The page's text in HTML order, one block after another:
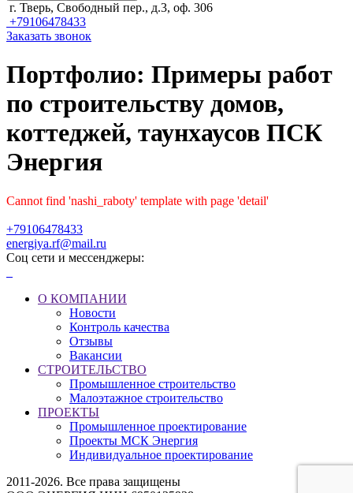
г. Тверь, Свободный пер., д.3, оф. 306
+79106478433
Заказать звонок
Портфолио: Примеры работ
по строительству домов,
коттеджей, таунхаусов ПСК
Энергия
Cannot find 'nashi_raboty' template with page 'detail'
+79106478433
energiya.rf@mail.ru
Соц сети и мессенджеры:
О КОМПАНИИ
Новости
Контроль качества
Отзывы
Вакансии
СТРОИТЕЛЬСТВО
Промышленное строительство
Малоэтажное строительство
ПРОЕКТЫ
Промышленное проектирование
Проекты МСК Энергия
Индивидуальное проектирование
2011-2026. Все права защищены